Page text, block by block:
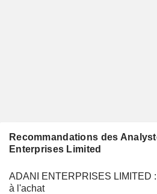
Recommandations des
Enterprises Limited
ADANI ENTERPRISES LIMITED
à l'achat